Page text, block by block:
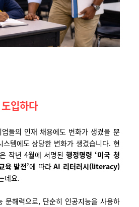
입하다
들의 인재 채용에도 변화가 생겼을 뿐
템에도 상당한 변화가 생겼습니다. 현
작년 4월에 서명된행정명령 ‘미국 청
육 발전’에 따라AI 리터러시(literacy)
데요.
문해력으로, 단순히 인공지능을 사용하